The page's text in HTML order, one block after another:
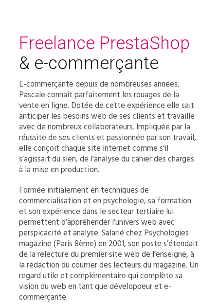
Freelance PrestaShop
& e-commerçante
E-commerçante depuis de nombreuses années,
Pascale connaît parfaitement les rouages de la
vente en ligne. Dotée de cette expérience elle sait
anticiper les besoins web de ses clients et travaille
avec de nombreux collaborateurs. Impliquée par la
réussite de ses clients et passionnée par son travail,
elle conçoit chaque site internet comme s’il
s’agissait du sien, de l’analyse du cahier des charges
à la mise en production.
Formée initialement en techniques de
commercialisation et en psychologie, sa formation
et son expérience dans le secteur tertiaire lui
permettent d’appréhender l’univers web avec
perspicacité et analyse. Salarié chez Psychologies
magazine (Paris 8ème) en 2001, son poste s’étendait
de la relecture du premier site web de l’enseigne, à
la rédaction du courrier des lecteurs du magazine. Un
regard utile et complémentaire qui complète sa
vision du web en tant que développeur et e-
commerçante.